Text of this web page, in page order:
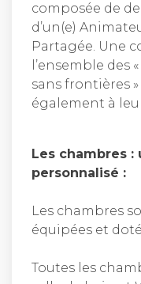
composée de
d’un(e)
Partagée. Une
l’ensemble des
sans frontières
également à
Les chambres
personnalisé :
Les chambres
équipées et
Toutes les